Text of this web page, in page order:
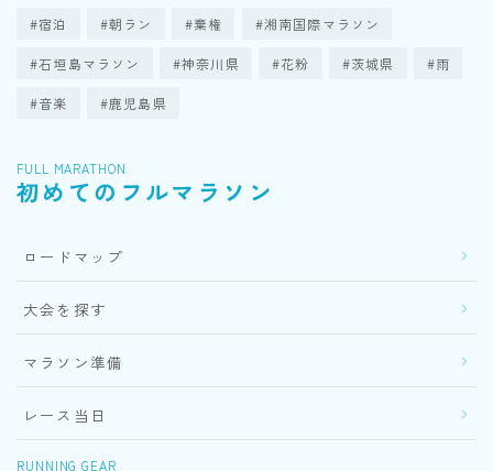
宿泊 朝ラン 棄権 湘南国際マラソン
石垣島マラソン 神奈川県 花粉 茨城県 雨
音楽 鹿児島県
FULL MARATHON
初めてのフルマラソン
ロードマップ
大会を探す
マラソン準備
レース当日
RUNNING GEAR